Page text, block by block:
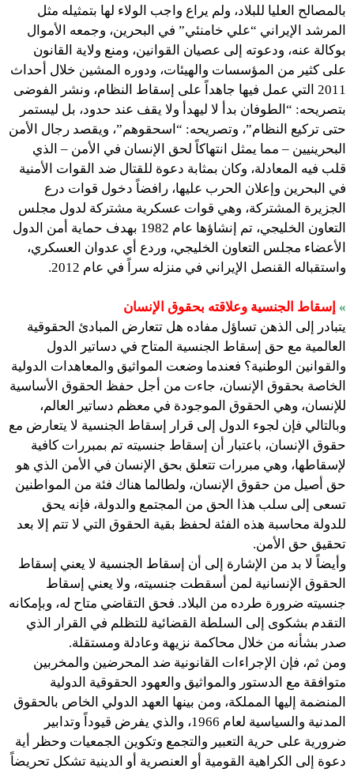
بالمصالح العليا للبلاد، ولم يراع واجب الولاء لها بتمثيله مثل
المرشد الإيراني “علي خامنئي” في البحرين، وجمعه الأموال
بوكالة عنه، ودعوته إلى عصيان القوانين، ومنع ولاية القانون
على كثير من المؤسسات والهيئات، ودوره المشين خلال أحداث
2011 التي عمل فيها جاهداً على إسقاط النظام، ونشر الفوضى
بتصريحه: “الطوفان بدأ لا ليهدأ ولا يقف عند حدود، بل ليستمر
حتى تركيع النظام”، وتصريحه: “اسحقوهم”، ويقصد رجال الأمن
البحرينيين – مما يمثل انتهاكاً لحق الإنسان في الأمن – الذي
قلب فيه المعادلة، وكان بمثابة دعوة للقتال ضد القوات الأمنية
في البحرين وإعلان الحرب عليها، رافضاً دخول قوات درع
الجزيرة المشتركة، وهي قوات عسكرية مشتركة لدول مجلس
التعاون الخليجي، تم إنشاؤها عام 1982 بهدف حماية أمن الدول
الأعضاء مجلس التعاون الخليجي، وردع أي عدوان العسكري،
واستقباله القنصل الإيراني في منزله سراً في عام 2012.
» إسقاط الجنسية وعلاقته بحقوق الإنسان
يتبادر إلى الذهن تساؤل مفاده هل تتعارض المبادئ الحقوقية
العالمية مع حق إسقاط الجنسية المتاح في دساتير الدول
والقوانين الوطنية؟ فعندما وضعت المواثيق والمعاهدات الدولية
الخاصة بحقوق الإنسان، جاءت من أجل حفظ الحقوق الأساسية
للإنسان، وهي الحقوق الموجودة في معظم دساتير العالم،
وبالتالي فإن لجوء الدول إلى قرار إسقاط الجنسية لا يتعارض مع
حقوق الإنسان، باعتبار أن إسقاط جنسيته تم بمبررات كافية
لإسقاطها، وهي مبررات تتعلق بحق الإنسان في الأمن الذي هو
حق أصيل من حقوق الإنسان، ولطالما هناك فئة من المواطنين
تسعى إلى سلب هذا الحق من المجتمع والدولة، فإنه يحق
للدولة محاسبة هذه الفئة لحفظ بقية الحقوق التي لا تتم إلا بعد
تحقيق حق الأمن.
وأيضاً لا بد من الإشارة إلى أن إسقاط الجنسية لا يعني إسقاط
الحقوق الإنسانية لمن أسقطت جنسيته، ولا يعني إسقاط
جنسيته ضرورة طرده من البلاد. فحق التقاضي متاح له، وبإمكانه
التقدم بشكوى إلى السلطة القضائية للتظلم في القرار الذي
صدر بشأنه من خلال محاكمة نزيهة وعادلة ومستقلة.
ومن ثم، فإن الإجراءات القانونية ضد المحرضين والمخربين
متوافقة مع الدستور والمواثيق والعهود الحقوقية الدولية
المنضمة إليها المملكة، ومن بينها العهد الدولي الخاص بالحقوق
المدنية والسياسية لعام 1966، والذي يفرض قيوداً وتدابير
ضرورية على حرية التعبير والتجمع وتكوين الجمعيات وحظر أية
دعوة إلى الكراهية القومية أو العنصرية أو الدينية تشكل تحريضاً